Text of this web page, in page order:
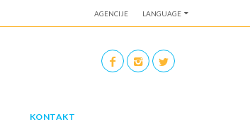
AGENCIJE LANGUAGE
KONTAKT